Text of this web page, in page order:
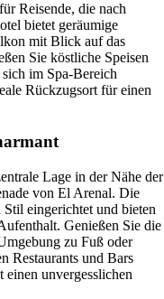
Reisende, die nach
bietet geräumige
mit Blick auf das
Sie köstliche Speisen
im Spa-Bereich
Rückzugsort für einen
Lage in der Nähe der
von El Arenal. Die
eingerichtet und bieten
Genießen Sie die
zu Fuß oder
Restaurants und Bars
unvergesslichen